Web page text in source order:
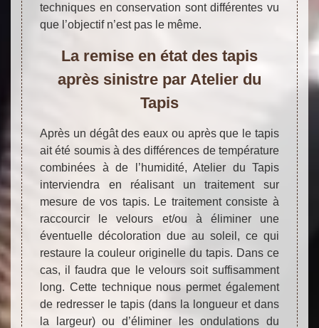
techniques en conservation sont différentes vu
que l’objectif n’est pas le même.
La remise en état des tapis
après sinistre par Atelier du
Tapis
Après un dégât des eaux ou après que le tapis
ait été soumis à des différences de température
combinées à de l’humidité, Atelier du Tapis
interviendra en réalisant un traitement sur
mesure de vos tapis. Le traitement consiste à
raccourcir le velours et/ou à éliminer une
éventuelle décoloration due au soleil, ce qui
restaure la couleur originelle du tapis. Dans ce
cas, il faudra que le velours soit suffisamment
long. Cette technique nous permet également
de redresser le tapis (dans la longueur et dans
la largeur) ou d’éliminer les ondulations du